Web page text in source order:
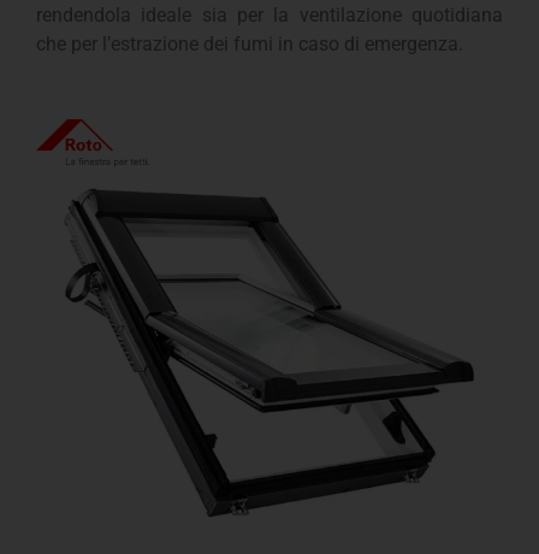
rendendola ideale sia per la ventilazione quotidiana
che per l’estrazione dei fumi in caso di emergenza.